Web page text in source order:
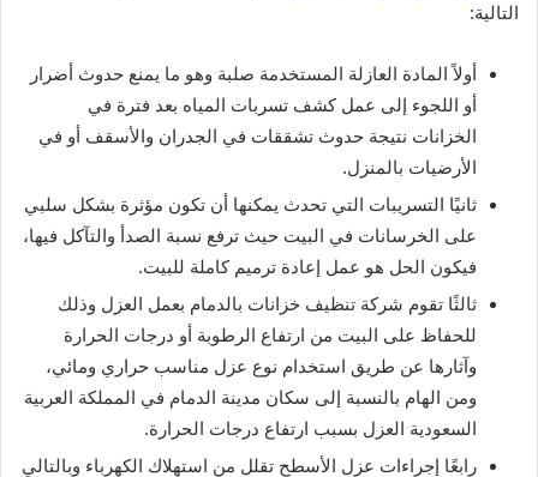
التالية:
أولاً المادة العازلة المستخدمة صلبة وهو ما يمنع حدوث أضرار
أو اللجوء إلى عمل كشف تسربات المياه بعد فترة في
الخزانات نتيجة حدوث تشققات في الجدران والأسقف أو في
الأرضيات بالمنزل.
ثانيًا التسريبات التي تحدث يمكنها أن تكون مؤثرة بشكل سلبي
على الخرسانات في البيت حيث ترفع نسبة الصدأ والتآكل فيها،
فيكون الحل هو عمل إعادة ترميم كاملة للبيت.
ثالثًا تقوم شركة تنظيف خزانات بالدمام بعمل العزل وذلك
للحفاظ على البيت من ارتفاع الرطوبة أو درجات الحرارة
وآثارها عن طريق استخدام نوع عزل مناسب حراري ومائي،
ومن الهام بالنسبة إلى سكان مدينة الدمام في المملكة العربية
السعودية العزل بسبب ارتفاع درجات الحرارة.
رابعًا إجراءات عزل الأسطح تقلل من استهلاك الكهرباء وبالتالي